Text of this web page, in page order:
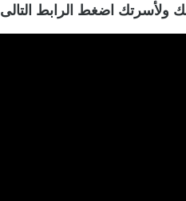
ولأسرتك اضغط الرابط التالى